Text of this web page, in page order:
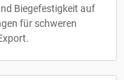
Biegefestigkeit auf
für schweren